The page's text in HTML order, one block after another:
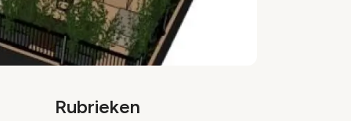
Rubrieken